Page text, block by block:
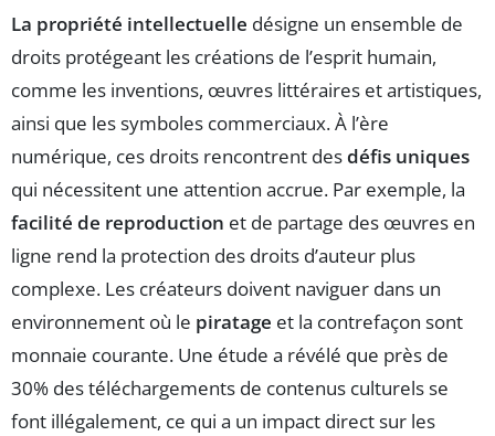
La propriété intellectuelle désigne un ensemble de
droits protégeant les créations de l’esprit humain,
comme les inventions, œuvres littéraires et artistiques,
ainsi que les symboles commerciaux. À l’ère
numérique, ces droits rencontrent desdéfis uniques
qui nécessitent une attention accrue. Par exemple, la
facilité de reproduction et de partage des œuvres en
ligne rend la protection des droits d’auteur plus
complexe. Les créateurs doivent naviguer dans un
environnement où le piratage et la contrefaçon sont
monnaie courante. Une étude a révélé que près de
30% des téléchargements de contenus culturels se
font illégalement, ce qui a un impact direct sur les